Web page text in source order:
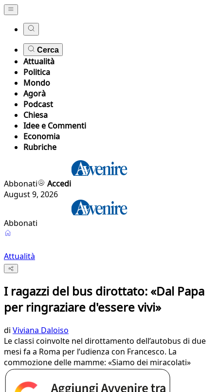
Cerca
Attualità
Politica
Mondo
Agorà
Podcast
Chiesa
Idee e Commenti
Economia
Rubriche
Abbonati
Accedi
August 9, 2026
Abbonati
Attualità
I ragazzi del bus dirottato: «Dal Papa
per ringraziare d'essere vivi»
di Viviana Daloiso
Le classi coinvolte nel dirottamento dell’autobus di due
mesi fa a Roma per l’udienza con Francesco. La
commozione delle mamme: «Siamo dei miracolati»